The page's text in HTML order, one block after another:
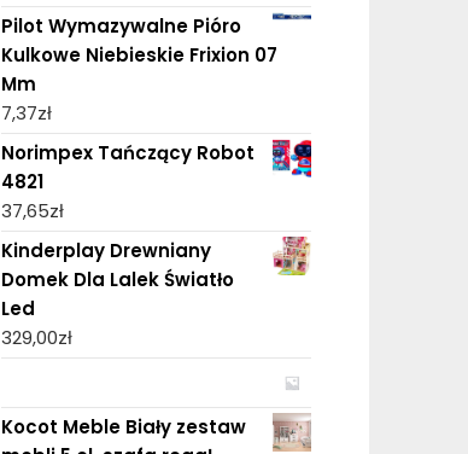
Pilot Wymazywalne Pióro
Kulkowe Niebieskie Frixion 07
Mm
7,37zł
Norimpex Tańczący Robot
4821
37,65zł
Kinderplay Drewniany
Domek Dla Lalek Światło
Led
329,00zł
Kocot Meble Biały zestaw